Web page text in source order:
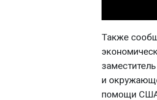
Также
и
помощи США